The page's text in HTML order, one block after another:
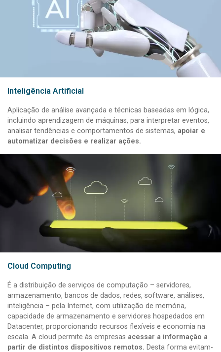
Inteligência Artificial
Aplicação de análise avançada e técnicas baseadas em lógica,
incluindo aprendizagem de máquinas, para interpretar eventos,
analisar tendências e comportamentos de sistemas, apoiar e
automatizar decisões e realizar ações.
Cloud Computing
É a distribuição de serviços de computação – servidores,
armazenamento, bancos de dados, redes, software, análises,
inteligência – pela Internet, com utilização de memória,
capacidade de armazenamento e servidores hospedados em
Datacenter, proporcionando recursos flexíveis e economia na
escala. A cloud permite às empresas acessar a informação a
partir de distintos dispositivos remotos. Desta forma evitam-